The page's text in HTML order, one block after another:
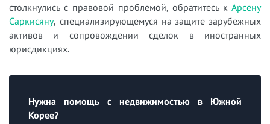
столкнулись с правовой проблемой, обратитесь к Арсену
Саркисяну, специализирующемуся на защите зарубежных
активов и сопровождении сделок в иностранных
юрисдикциях.
Нужна помощь с недвижимостью в Южной
Корее?